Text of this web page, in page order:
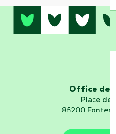
Office de
Place de
85200